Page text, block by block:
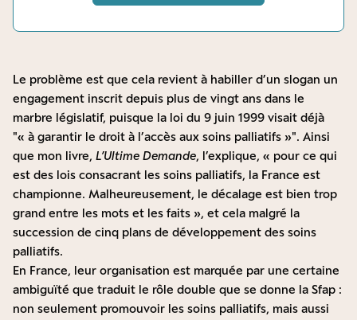
Le problème est que cela revient à habiller d’un slogan un
engagement inscrit depuis plus de vingt ans dans le
marbre législatif, puisque la loi du 9 juin 1999 visait déjà
« à garantir le droit à l’accès aux soins palliatifs » . Ainsi
que mon livre, L’Ultime Demande, l’explique, « pour ce qui
est des lois consacrant les soins palliatifs, la France est
championne. Malheureusement, le décalage est bien trop
grand entre les mots et les faits », et cela malgré la
succession de cinq plans de développement des soins
palliatifs.
En France, leur organisation est marquée par une certaine
ambiguïté que traduit le rôle double que se donne la Sfap :
non seulement promouvoir les soins palliatifs, mais aussi